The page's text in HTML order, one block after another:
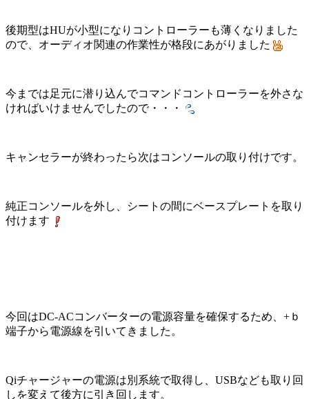
後期型はHUが小型になりコントローラーも薄くなりました
ので、オーディオ関連の作業性が格段にあがりました
今までは足元に潜り込んでコマンドコントローラーを外さな
ければいけませんでしたので・・・
キャンセラーが終わったら次はコンソールの取り付けです。
純正コンソールを外し、シートの間にベースプレートを取り
付けます
今回はDC-ACコンバーターの電源容量を確保するため、+ｂ
端子から電源線を引いてきました。
Qiチャージャーの電源は別系統で取得し、USBなども取り回
しを変えて後方に引き回します。